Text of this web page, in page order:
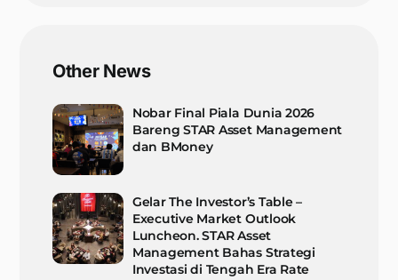
Other News
Nobar Final Piala Dunia 2026
Bareng STAR Asset Management
dan BMoney
Gelar The Investor’s Table –
Executive Market Outlook
Luncheon. STAR Asset
Management Bahas Strategi
Investasi di Tengah Era Rate